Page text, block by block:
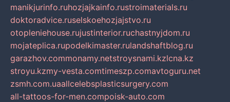
manikjurinfo.ruhozjajkainfo.rustroimaterials.ru
doktoradvice.ruselskoehozjajstvo.ru
otopleniehouse.rujustinterior.ruchastnyjdom.ru
mojateplica.rupodelkimaster.rulandshaftblog.ru
garazhov.commonamy.netstroysnami.kzlcna.kz
stroyu.kzmy-vesta.comtimeszp.comavtoguru.net
zsmh.com.uaallcelebsplasticsurgery.com
all-tattoos-for-men.compoisk-auto.com